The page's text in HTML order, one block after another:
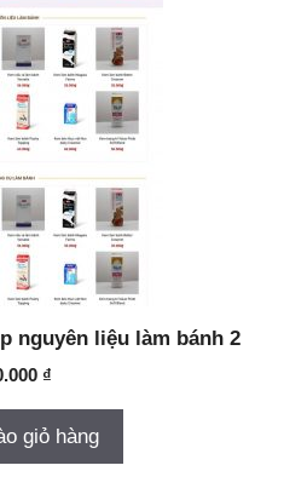
nguyên liệu làm bánh 2
₫
giỏ hàng